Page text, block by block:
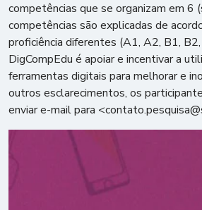
competências que se organizam em 6
competências são explicadas de
proficiência diferentes (A1, A2, B1,
DigCompEdu é apoiar e incentivar a
ferramentas digitais para melhorar e
outros esclarecimentos, os
enviar e-mail para